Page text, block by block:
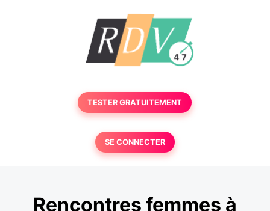
TESTER GRATUITEMENT
SE CONNECTER
Rencontres femmes à